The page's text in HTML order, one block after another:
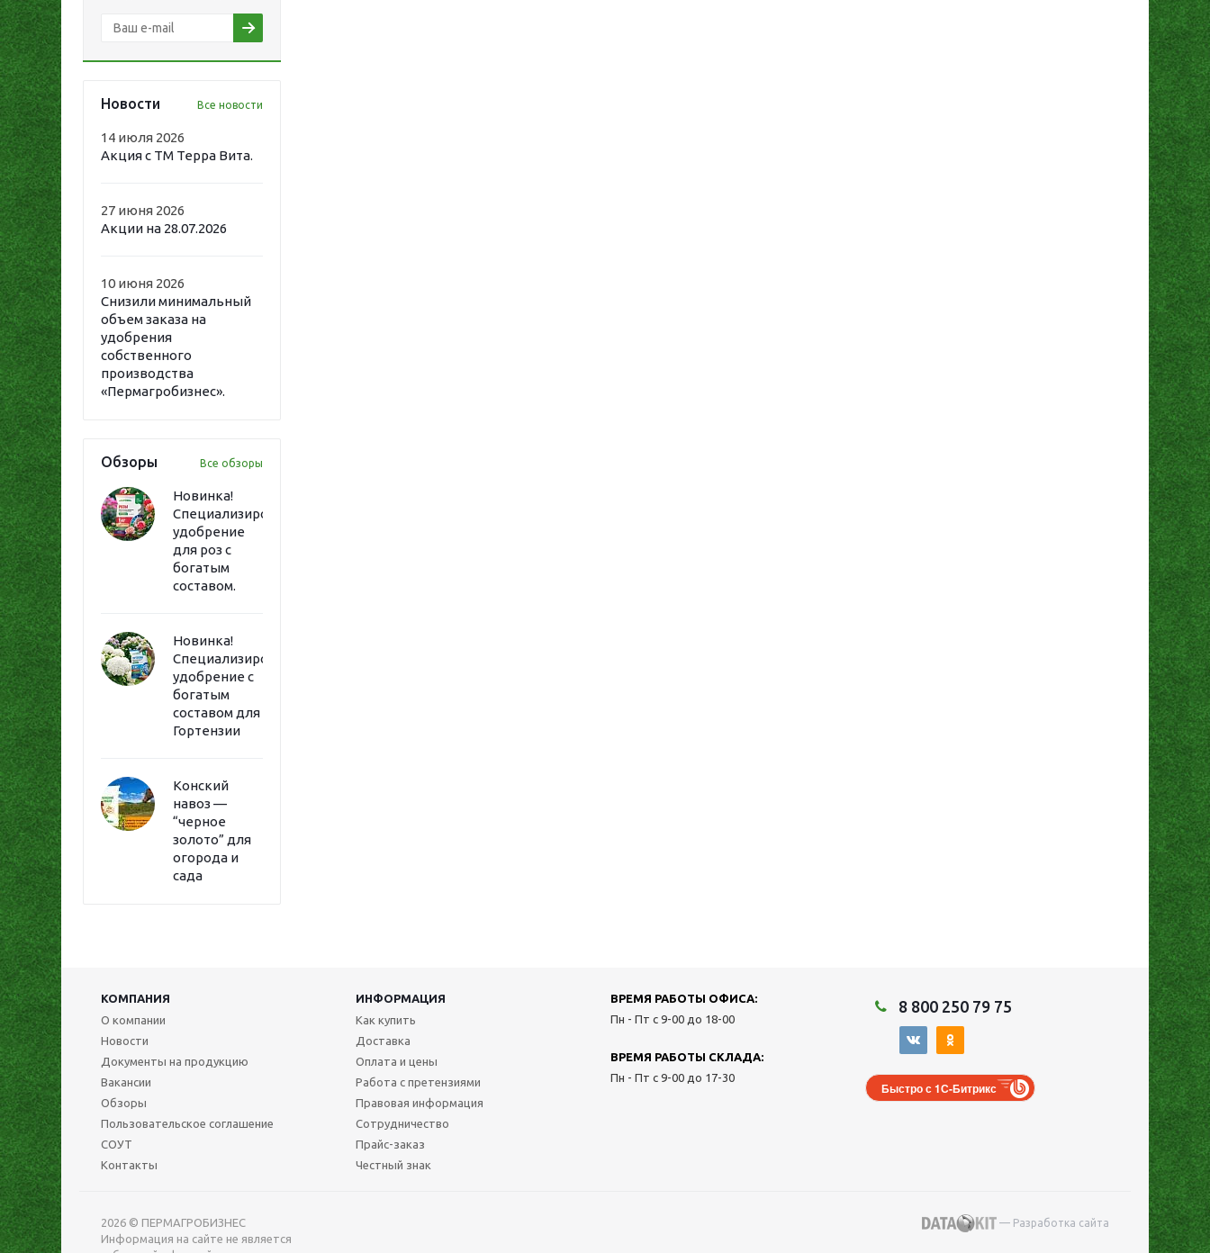
Новости Все новости
14 июля 2026
Акция с ТМ Терра Вита.
27 июня 2026
Акции на 28.07.2026
10 июня 2026
Снизили минимальный
объем заказа на
удобрения
собственного
производства
«Пермагробизнес».
Обзоры Все обзоры
Новинка!
Специализированное
удобрение
для роз с
богатым
составом.
Новинка!
Специализированное
удобрение с
богатым
составом для
Гортензии
Конский
навоз —
“черное
золото” для
огорода и
сада
КОМПАНИЯ
ИНФОРМАЦИЯ
О компании
Новости
Документы на продукцию
Вакансии
Обзоры
Пользовательское соглашение
СОУТ
Контакты
Как купить
Доставка
Оплата и цены
Работа с претензиями
Правовая информация
Сотрудничество
Прайс-заказ
Честный знак
ВРЕМЯ РАБОТЫ ОФИСА:
Пн - Пт с 9-00 до 18-00
ВРЕМЯ РАБОТЫ СКЛАДА:
Пн - Пт с 9-00 до 17-30
8 800 250 79 75
Быстро с 1С-Битрикс
2026 © ПЕРМАГРОБИЗНЕС
Информация на сайте не является
— Разработка сайта